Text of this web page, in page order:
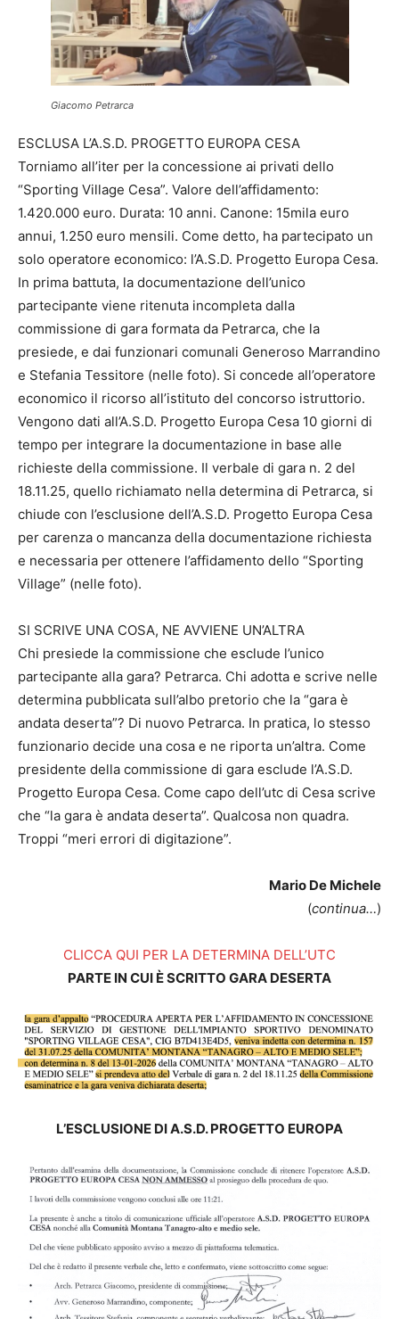
Giacomo Petrarca
ESCLUSA L’A.S.D. PROGETTO EUROPA CESA
Torniamo all’iter per la concessione ai privati dello
“Sporting Village Cesa”. Valore dell’affidamento:
1.420.000 euro. Durata: 10 anni. Canone: 15mila euro
annui, 1.250 euro mensili. Come detto, ha partecipato un
solo operatore economico: l’A.S.D. Progetto Europa Cesa.
In prima battuta, la documentazione dell’unico
partecipante viene ritenuta incompleta dalla
commissione di gara formata da Petrarca, che la
presiede, e dai funzionari comunali Generoso Marrandino
e Stefania Tessitore (nelle foto). Si concede all’operatore
economico il ricorso all’istituto del concorso istruttorio.
Vengono dati all’A.S.D. Progetto Europa Cesa 10 giorni di
tempo per integrare la documentazione in base alle
richieste della commissione. Il verbale di gara n. 2 del
18.11.25, quello richiamato nella determina di Petrarca, si
chiude con l’esclusione dell’A.S.D. Progetto Europa Cesa
per carenza o mancanza della documentazione richiesta
e necessaria per ottenere l’affidamento dello “Sporting
Village” (nelle foto).
SI SCRIVE UNA COSA, NE AVVIENE UN’ALTRA
Chi presiede la commissione che esclude l’unico
partecipante alla gara? Petrarca. Chi adotta e scrive nelle
determina pubblicata sull’albo pretorio che la “gara è
andata deserta”? Di nuovo Petrarca. In pratica, lo stesso
funzionario decide una cosa e ne riporta un’altra. Come
presidente della commissione di gara esclude l’A.S.D.
Progetto Europa Cesa. Come capo dell’utc di Cesa scrive
che “la gara è andata deserta”. Qualcosa non quadra.
Troppi “meri errori di digitazione”.
Mario De Michele
(continua…)
CLICCA QUI PER LA DETERMINA DELL’UTC
PARTE IN CUI È SCRITTO GARA DESERTA
L’ESCLUSIONE DI A.S.D. PROGETTO EUROPA